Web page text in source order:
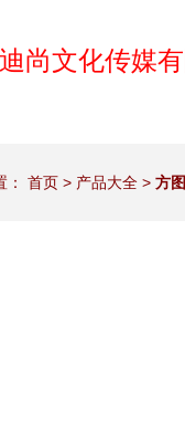
尚文化传媒
首页 > 产品大全 > 方